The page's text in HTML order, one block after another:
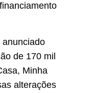
de 170 mil
Minha
alterações